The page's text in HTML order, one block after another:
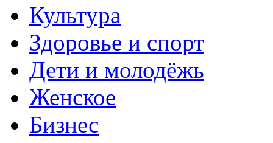
Культура
Здоровье и спорт
Дети и молодёжь
Женское
Бизнес